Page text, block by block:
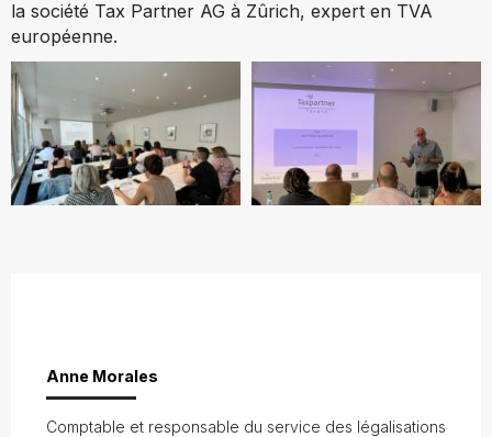
la société Tax Partner AG à Zûrich, expert en TVA
européenne.
Anne Morales
Comptable et responsable du service des légalisations